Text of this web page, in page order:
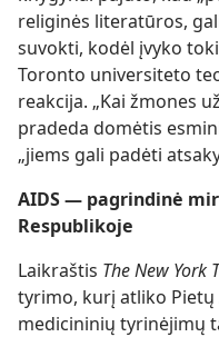
religinės literatūros,
suvokti, kodėl įvyko
Toronto universiteto
reakcija. „Kai žmones
pradeda domėtis
„jiems gali padėti
AIDS — pagrindinė
Respublikoje
Laikraštis The New York
tyrimo, kurį atliko Pietų
medicininių tyrinėjimų